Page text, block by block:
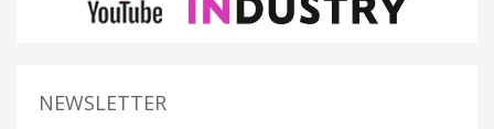
NEWSLETTER